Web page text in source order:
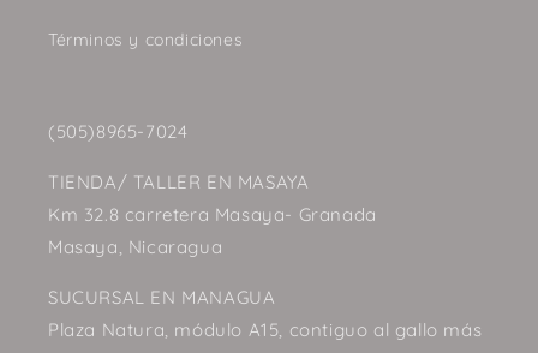
Términos y condiciones
(505)8965-7024
TIENDA/ TALLER EN MASAYA
Km 32.8 carretera Masaya- Granada
Masaya, Nicaragua
SUCURSAL EN MANAGUA
Plaza Natura, módulo A15, contiguo al gallo más